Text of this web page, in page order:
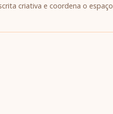
criativa e coordena o espaço